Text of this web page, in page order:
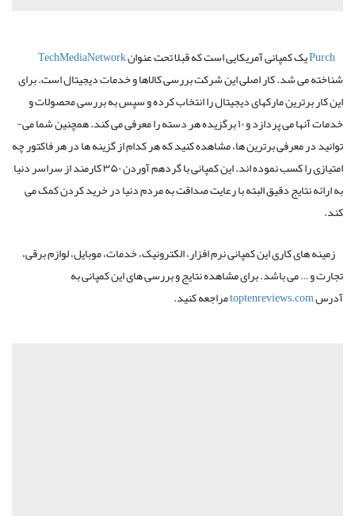
Purchیک کمپانی آمریکایی است که قبلا تحت عنوانTechMediaNetwork
شناخته می شد. کار اصلی این شرکت بررسی کالاها و خدمات دیجیتال است. برای
این کار برترین مارک­های دیجیتال را انتخاب کرده و سپس به بررسی محصولات و
خدمات آنها می­ پردازد و ۱۰ برگزیده هر دسته را معرفی می ­کند. همچنین شما می­
توانید در معرفی برترین­ ها، مشاهده کنید که هر کدام از گزینه ها در هر فاکتور چه
امتیازی را کسب نموده اند. این کمپانی با گردهم آوردن ۳۵۰ کارمند از سراسر دنیا
به ارائه نتایج دقیق البته با رعایت صداقت به مردم دنیا در خرید کردن کمک می
کند.
زمینه های کاری این کمپانی نرم­ افزار، الکترونیک، خدمات، موبایل، لوازم برقی،
تجارت و … می باشد. برای مشاهده نتایج و بررسی های این کمپانی به
آدرسtoptenreviews.comمراجعه کنید.